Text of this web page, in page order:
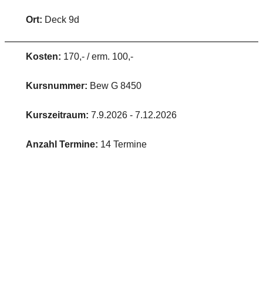
Ort: Deck 9d
Kosten: 170,- / erm. 100,-
Kursnummer: Bew G 8450
Kurszeitraum: 7.9.2026 - 7.12.2026
Anzahl Termine: 14 Termine